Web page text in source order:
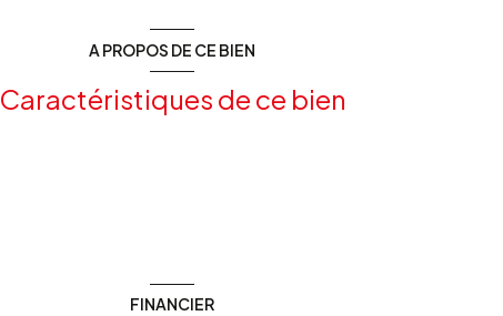
A PROPOS DE CE BIEN
Caractéristiques de ce bien
FINANCIER